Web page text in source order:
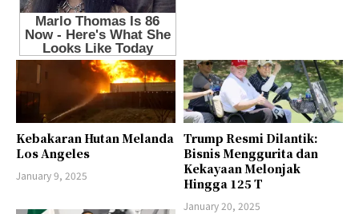
Kebakaran Hutan Melanda
Los Angeles
January 9, 2025
Trump Resmi Dilantik:
Bisnis Menggurita dan
Kekayaan Melonjak
Hingga 125 T
January 20, 2025